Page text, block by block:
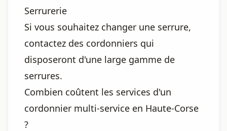
Serrurerie
Si vous souhaitez changer une serrure,
contactez des cordonniers qui
disposeront d'une large gamme de
serrures.
Combien coûtent les services d'un
cordonnier multi-service en Haute-Corse
?